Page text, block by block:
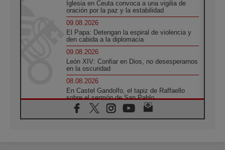
Iglesia en Ceuta convoca a una vigilia de
oración por la paz y la estabilidad
09.08.2026
El Papa: Detengan la espiral de violencia y
den cabida a la diplomacia
09.08.2026
León XIV: Confiar en Dios, no desesperarnos
en la oscuridad
08.08.2026
En Castel Gandolfo, el tapiz de Raffaello
sobre el sermón de San Pablo
08.08.2026
En Colombia, «la paz no se compra con una